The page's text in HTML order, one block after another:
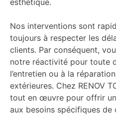
Nos interventions sont
toujours à respecter les
clients. Par conséquent,
notre réactivité pour toute
l’entretien ou à la
extérieures. Chez RENOV
tout en œuvre pour offrir
aux besoins spécifiques de